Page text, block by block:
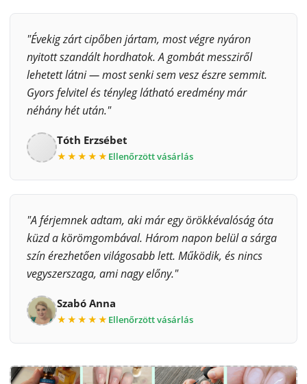
"Évekig zárt cipőben jártam, most végre nyáron
nyitott szandált hordhatok. A gombát messziről
lehetett látni — most senki sem vesz észre semmit.
Gyors felvitel és tényleg látható eredmény már
néhány hét után."
Tóth Erzsébet
★★★★★ Ellenőrzött vásárlás
"A férjemnek adtam, aki már egy örökkévalóság óta
küzd a körömgombával. Három napon belül a sárga
szín érezhetően világosabb lett. Működik, és nincs
vegyszerszaga, ami nagy előny."
Szabó Anna
★★★★★ Ellenőrzött vásárlás